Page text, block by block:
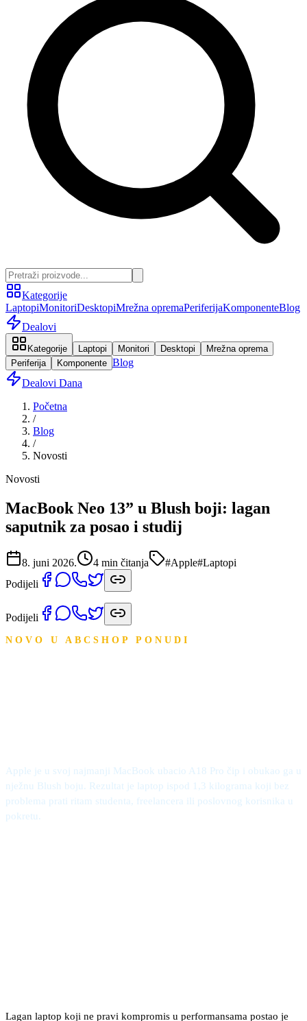
Kategorije
LaptopiMonitoriDesktopiMrežna opremaPeriferijaKomponenteBlog
Dealovi
Kategorije Laptopi Monitori Desktopi
Mrežna oprema
Periferija
Komponente Blog
Dealovi Dana
Početna
/
Blog
/
Novosti
Novosti
MacBook Neo 13” u Blush boji: lagan
saputnik za posao i studij
8. juni 2026. 4 min čitanja #Apple#Laptopi
Podijeli
Podijeli
NOVO U ABCSHOP PONUDI
Apple je u svoj najmanji MacBook ubacio A18 Pro čip i obukao ga u
nježnu Blush boju. Rezultat je laptop ispod 1,3 kilograma koji bez
problema prati ritam studenta, freelancera ili poslovnog korisnika u
pokretu.
Lagan laptop koji ne pravi kompromis u performansama postao je